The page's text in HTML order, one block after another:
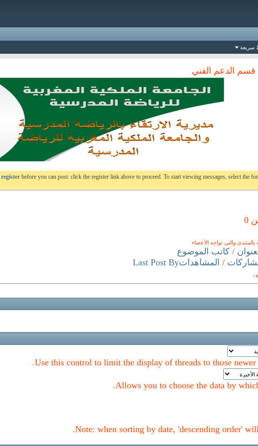
سريعة
قسم الدعم الفني
register before you can post: click the register link above to proceed. To start viewing messages, select the
والتي تواجه الأعضاء
/ كاتب الموضوع
/ المشاهداتLast Post By
Use this control to limit the display of threads to those
Allows you to choose the data by
Note: when sorting by date, 'descending order'